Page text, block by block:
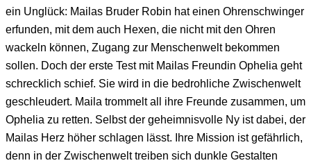
ein Unglück: Mailas Bruder Robin hat einen Ohrenschwinger
erfunden, mit dem auch Hexen, die nicht mit den Ohren
wackeln können, Zugang zur Menschenwelt bekommen
sollen. Doch der erste Test mit Mailas Freundin Ophelia geht
schrecklich schief. Sie wird in die bedrohliche Zwischenwelt
geschleudert. Maila trommelt all ihre Freunde zusammen, um
Ophelia zu retten. Selbst der geheimnisvolle Ny ist dabei, der
Mailas Herz höher schlagen lässt. Ihre Mission ist gefährlich,
denn in der Zwischenwelt treiben sich dunkle Gestalten